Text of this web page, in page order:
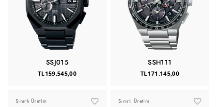
SSJ015
TL159.545,00
SSH111
TL171.145,00
Sınırlı Üretim Sınırlı Üretim